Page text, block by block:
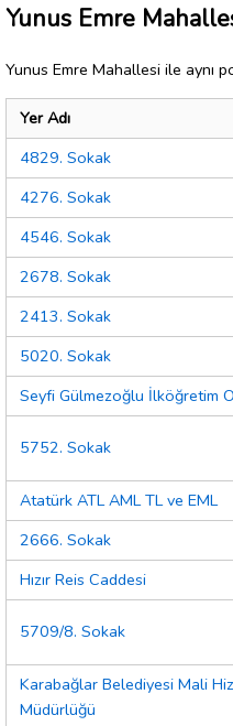
Yunus Emre
Yunus Emre Mahallesi ile aynı
Yer Adı
4829. Sokak
4276. Sokak
4546. Sokak
2678. Sokak
2413. Sokak
5020. Sokak
Seyfi Gülmezoğlu İlköğretim
5752. Sokak
Atatürk ATL AML TL ve EML
2666. Sokak
Hızır Reis Caddesi
5709/8. Sokak
Karabağlar Belediyesi Mali
Müdürlüğü